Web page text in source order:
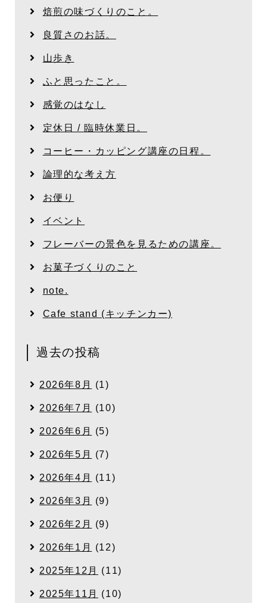
焙煎の味づくりのこと。
良質さのお話。
山歩き
ふと思ったこと。
感覚のはなし
定休日 / 臨時休業日。
コーヒー・カッピング講座の日程。
論理的な考え方
お便り
イベント
フレーバーの景色を見るための講座。
お菓子づくりのこと
note.
Cafe stand (キッチンカー)
過去の投稿
2026年8月 (1)
2026年7月 (10)
2026年6月 (5)
2026年5月 (7)
2026年4月 (11)
2026年3月 (9)
2026年2月 (9)
2026年1月 (12)
2025年12月 (11)
2025年11月 (10)